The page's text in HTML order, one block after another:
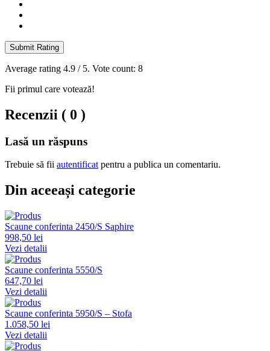
Submit Rating
Average rating 4.9 / 5. Vote count: 8
Fii primul care votează!
Recenzii ( 0 )
Lasă un răspuns
Trebuie să fii autentificat pentru a publica un comentariu.
Din aceeași categorie
Scaune conferinta 2450/S Saphire
998,50 lei
Vezi detalii
Scaune conferinta 5550/S
647,70 lei
Vezi detalii
Scaune conferinta 5950/S – Stofa
1.058,50 lei
Vezi detalii